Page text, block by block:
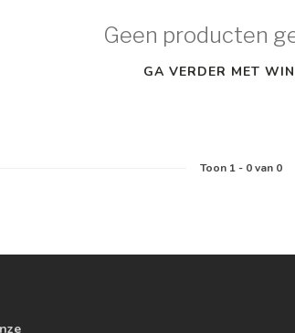
Geen producten
GA VERDER MET
Toon 1- 0van 0